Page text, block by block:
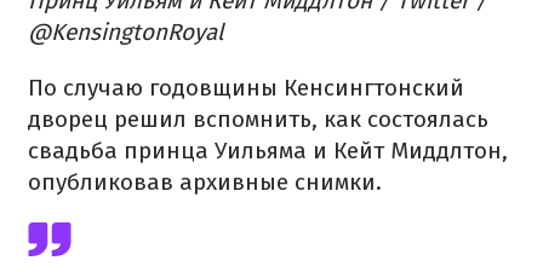
@KensingtonRoyal
По случаю годовщины Кенсингтонский
дворец решил вспомнить, как состоялась
свадьба принца Уильяма и Кейт Миддлтон,
опубликовав архивные снимки.